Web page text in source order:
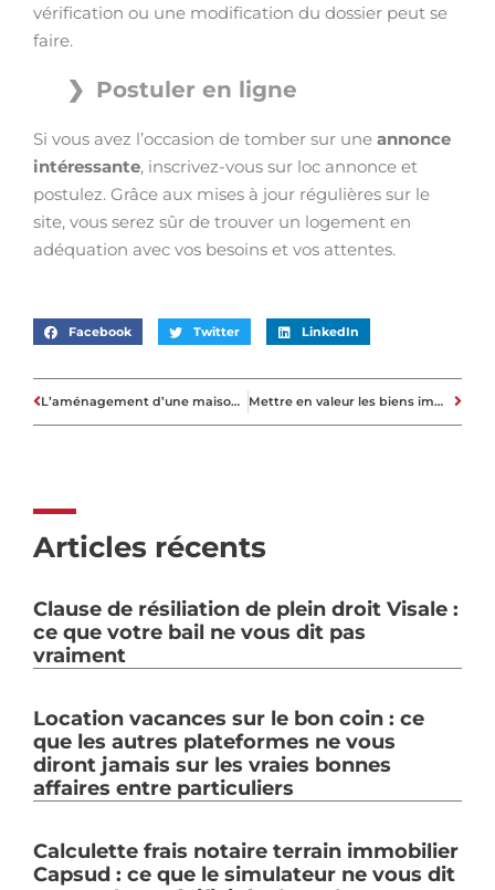
vérification ou une modification du dossier peut se
faire.
Postuler en ligne
Si vous avez l’occasion de tomber sur une annonce
intéressante, inscrivez-vous sur loc annonce et
postulez. Grâce aux mises à jour régulières sur le
site, vous serez sûr de trouver un logement en
adéquation avec vos besoins et vos attentes.
Facebook Twitter LinkedIn
L’aménagement d’une maison se fait dans le désordre Mettre en valeur les biens immobiliers par la promotion immobilière
Articles récents
Clause de résiliation de plein droit Visale :
ce que votre bail ne vous dit pas
vraiment
Location vacances sur le bon coin : ce
que les autres plateformes ne vous
diront jamais sur les vraies bonnes
affaires entre particuliers
Calculette frais notaire terrain immobilier
Capsud : ce que le simulateur ne vous dit